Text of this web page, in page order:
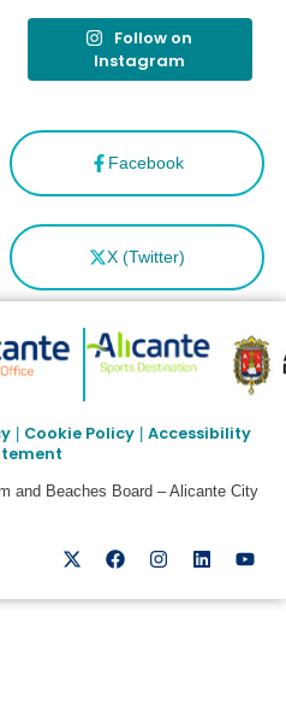
Facebook
X (Twitter)
Follow on
Instagram
Cookie Policy
Accessibility
and Beaches Board – Alicante City